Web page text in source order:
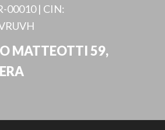
00010 | CIN:
MATTEOTTI 59,